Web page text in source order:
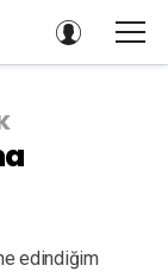
edindiğim